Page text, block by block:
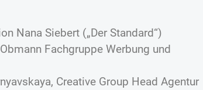
Nana Siebert („Der Standard“)
Fachgruppe Werbung und
Creative Group Head Agentur